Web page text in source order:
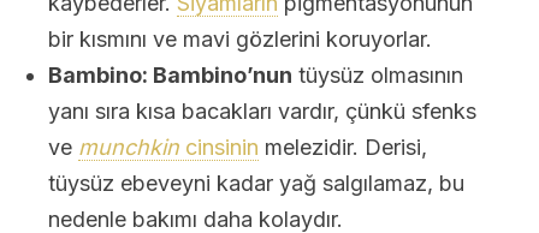
bir kısmını ve mavi gözlerini koruyorlar.
Bambino: Bambino’nun tüysüz olmasının
yanı sıra kısa bacakları vardır, çünkü sfenks
ve munchkin cinsinin melezidir. Derisi,
tüysüz ebeveyni kadar yağ salgılamaz, bu
nedenle bakımı daha kolaydır.